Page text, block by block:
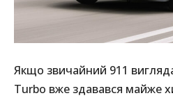
Якщо звичайний 911
Turbo вже здавався майже